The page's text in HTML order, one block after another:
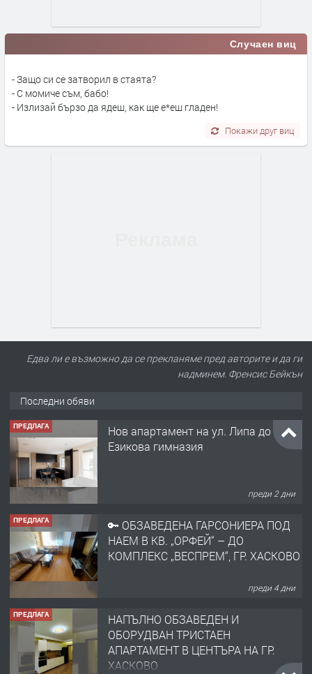
Случаен виц
- Защо си се затворил в стаята?
- С момиче съм, бабо!
- Излизай бързо да ядеш, как ще е*еш гладен!
Покажи друг виц
Едва ли е възможно да се прекланяме пред авторите и да ги
надминем. Френсис Бейкън
Последни обяви
ПРЕДЛАГА
Нов апартамент на ул. Липа до
Езикова гимназия
преди 2 дни
ПРЕДЛАГА
🔑 ОБЗАВЕДЕНА ГАРСОНИЕРА ПОД
НАЕМ В КВ. „ОРФЕЙ“ – ДО
КОМПЛЕКС „ВЕСПРЕМ“, ГР. ХАСКОВО
преди 4 дни
ПРЕДЛАГА
НАПЪЛНО ОБЗАВЕДЕН И
ОБОРУДВАН ТРИСТАЕН
АПАРТАМЕНТ В ЦЕНТЪРА НА ГР.
ХАСКОВО